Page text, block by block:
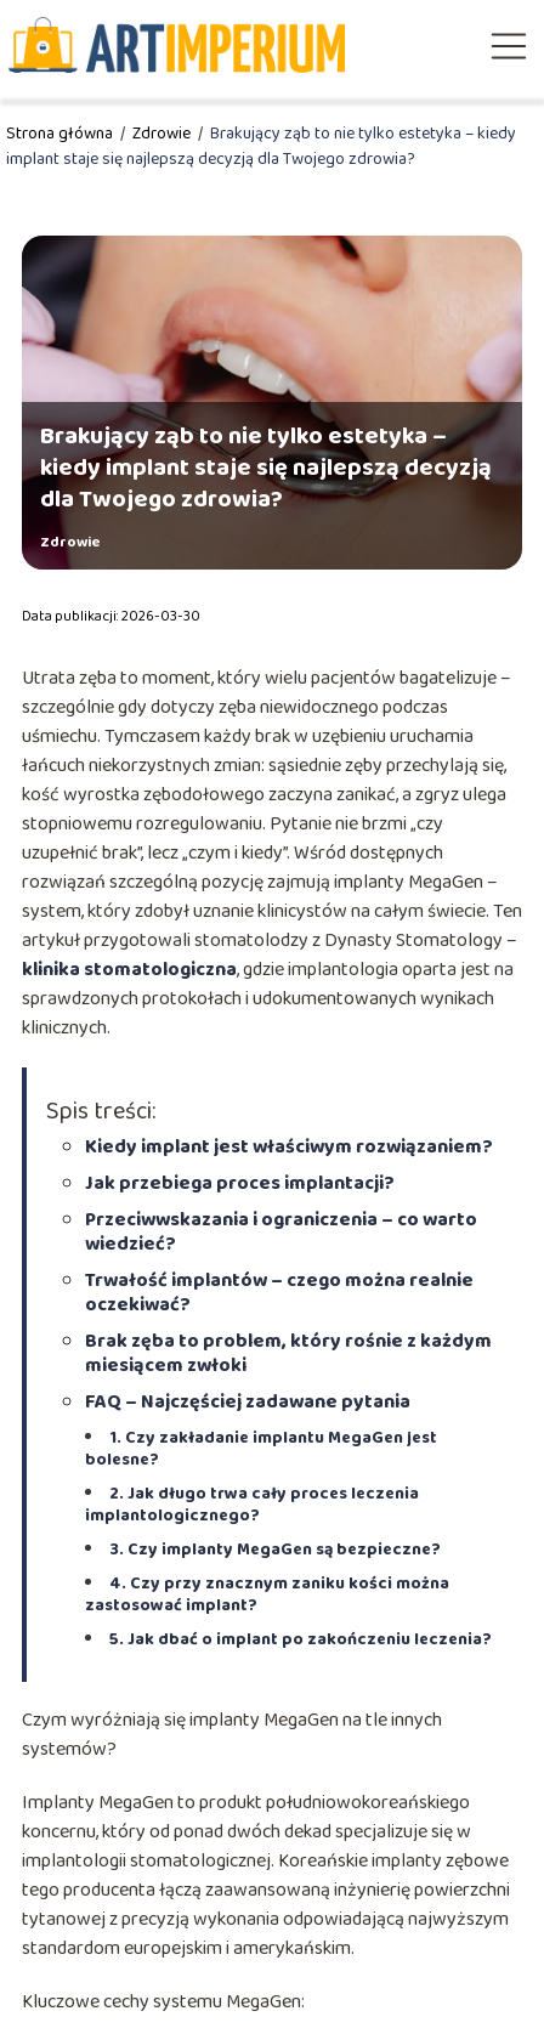
Strona główna / Zdrowie / Brakujący ząb to nie tylko estetyka – kiedy
implant staje się najlepszą decyzją dla Twojego zdrowia?
Brakujący ząb to nie tylko estetyka –
kiedy implant staje się najlepszą decyzją
dla Twojego zdrowia?
Zdrowie
Data publikacji: 2026-03-30
Utrata zęba to moment, który wielu pacjentów bagatelizuje –
szczególnie gdy dotyczy zęba niewidocznego podczas
uśmiechu. Tymczasem każdy brak w uzębieniu uruchamia
łańcuch niekorzystnych zmian: sąsiednie zęby przechylają się,
kość wyrostka zębodołowego zaczyna zanikać, a zgryz ulega
stopniowemu rozregulowaniu. Pytanie nie brzmi „czy
uzupełnić brak”, lecz „czym i kiedy”. Wśród dostępnych
rozwiązań szczególną pozycję zajmują implanty MegaGen –
system, który zdobył uznanie klinicystów na całym świecie. Ten
artykuł przygotowali stomatolodzy z Dynasty Stomatology –
klinika stomatologiczna, gdzie implantologia oparta jest na
sprawdzonych protokołach i udokumentowanych wynikach
klinicznych.
Spis treści:
Kiedy implant jest właściwym rozwiązaniem?
Jak przebiega proces implantacji?
Przeciwwskazania i ograniczenia – co warto
wiedzieć?
Trwałość implantów – czego można realnie
oczekiwać?
Brak zęba to problem, który rośnie z każdym
miesiącem zwłoki
FAQ – Najczęściej zadawane pytania
1. Czy zakładanie implantu MegaGen jest
bolesne?
2. Jak długo trwa cały proces leczenia
implantologicznego?
3. Czy implanty MegaGen są bezpieczne?
4. Czy przy znacznym zaniku kości można
zastosować implant?
5. Jak dbać o implant po zakończeniu leczenia?
Czym wyróżniają się implanty MegaGen na tle innych
systemów?
Implanty MegaGen to produkt południowokoreańskiego
koncernu, który od ponad dwóch dekad specjalizuje się w
implantologii stomatologicznej. Koreańskie implanty zębowe
tego producenta łączą zaawansowaną inżynierię powierzchni
tytanowej z precyzją wykonania odpowiadającą najwyższym
standardom europejskim i amerykańskim.
Kluczowe cechy systemu MegaGen: